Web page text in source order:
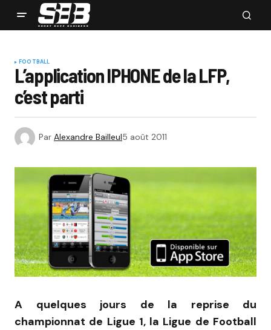
FOOTBALL
L’application IPHONE de la LFP,
c’est parti
Par Alexandre Bailleul5 août 2011
A quelques jours de la reprise du
championnat de Ligue 1, la Ligue de Football